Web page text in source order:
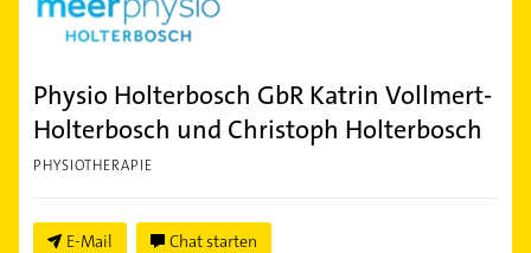
Physio Holterbosch GbR Katrin Vollmert-
Holterbosch und Christoph Holterbosch
PHYSIOTHERAPIE
E-Mail Chat starten